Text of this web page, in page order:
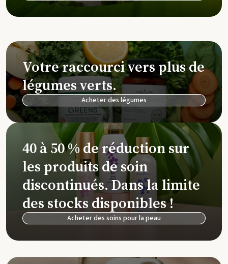
Votre raccourci vers plus de
légumes verts.
Acheter des légumes
40 à 50 % de réduction sur
les produits de soin
discontinués. Dans la limite
des stocks disponibles !
Acheter des soins pour la peau